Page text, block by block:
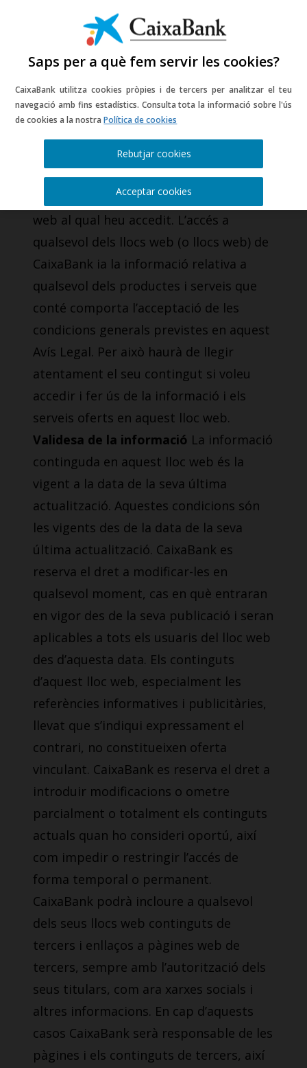
Saps per a què fem servir les cookies?
CaixaBank utilitza cookies pròpies i de tercers per analitzar el teu
navegació amb fins estadístics. Consulta tota la informació sobre l'ús
de cookies a la nostraPolítica de cookies
Rebutjar cookies
Acceptar cookies
Informació legal del
portal web
CaixaBank, S.A. (d’ara endavant
CaixaBank) és l’entitat titular del lloc
web al qual heu accedit. L’accés a
qualsevol dels llocs web (o llocs web) de
CaixaBank ia la informació relativa a
qualsevol dels productes i serveis que
conté comporta l’acceptació de les
condicions generals previstes en aquest
Avís Legal. Per això haurà de llegir
atentament el seu contingut si voleu
accedir i fer ús de la informació i els
serveis oferts en aquest lloc web.
Validesa de la informació La informació
continguda en aquest lloc web és la
vigent a la data de la seva última
actualització. Aquestes condicions són
les vigents des de la data de la seva
última actualització. CaixaBank es
reserva el dret a modificar-les en
qualsevol moment, cas en què entraran
en vigor des de la seva publicació i seran
aplicables a tots els usuaris del lloc web
des d’aquesta data. Els continguts
d’aquest lloc web, especialment les
referències informatives i publicitàries,
llevat que s’indiqui expressament el
contrari, no constitueixen oferta
vinculant. CaixaBank es reserva el dret a
introduir modificacions o ometre
parcialment o totalment els continguts
actuals quan ho consideri oportú, així
com impedir o restringir l’accés de
forma temporal o permanent.
CaixaBank podrà incloure a qualsevol
dels seus llocs web continguts de
tercers i enllaços a pàgines web de
tercers, sempre amb l’autorització dels
seus titulars, com ara xarxes socials i
altres informacions. En cap d’aquests
casos CaixaBank serà responsable de les
pàgines i els continguts de tercers, així